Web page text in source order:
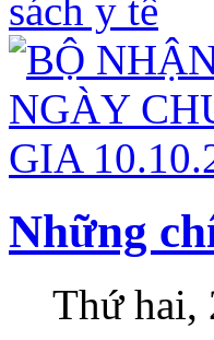
Những
Thứ hai,